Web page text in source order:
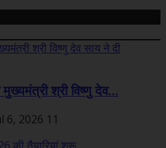
श्री विष्णु देव...
6, 2026 11